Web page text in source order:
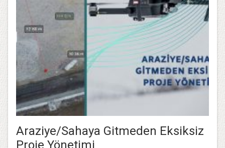
Araziye/Sahaya Gitmeden Eksiksiz
Proje Yönetimi